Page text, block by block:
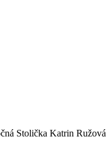
Stolička Katrin Ružová